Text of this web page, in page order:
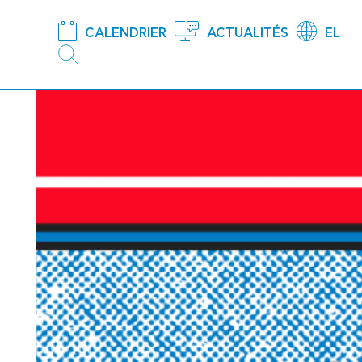
CALENDRIER ACTUALITÉS EL